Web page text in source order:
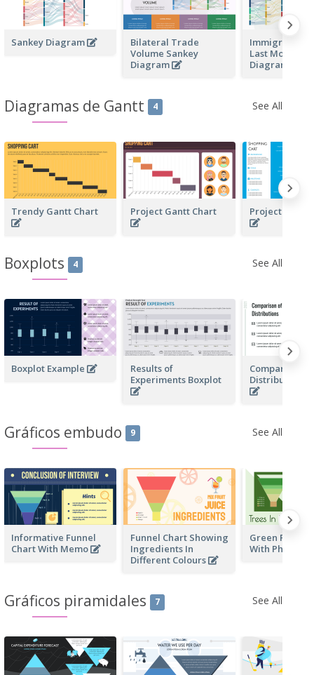
Sankey Diagram
Bilateral Trade
Volume Sankey
Diagram
Immigrant
Last Month
Diagram
Diagramas de Gantt 4 See All
Trendy Gantt Chart Project Gantt Chart Project Gantt
Boxplots 4 See All
Boxplot Example
Results of
Experiments Boxplot
Comparison of
Distributions
Gráficos embudo 9 See All
Informative Funnel
Chart With Memo
Funnel Chart Showing
Ingredients In
Different Colours
Green Funnel
With Photos
Gráficos piramidales 7 See All